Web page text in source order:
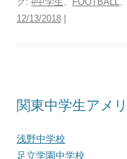
12/13/2018
関東中学生アメ
浅野中学校
足立学園中学校